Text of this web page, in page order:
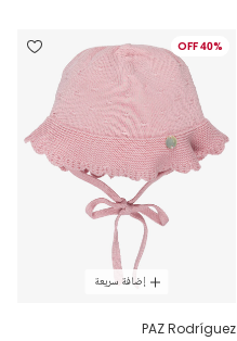
40% OFF
إضافة سريعة
PAZ Rodríguez